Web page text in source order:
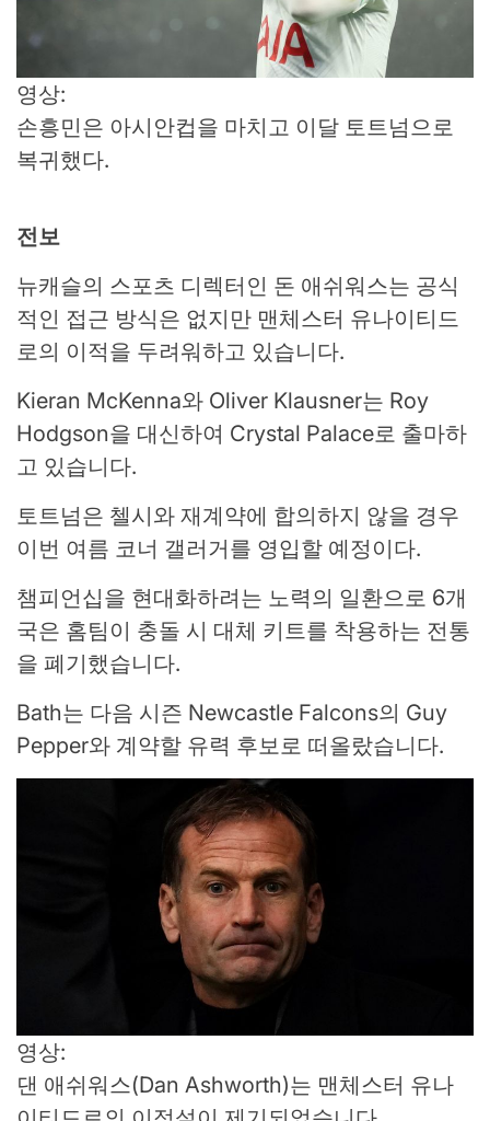
영상:
손흥민은 아시안컵을 마치고 이달 토트넘으로
복귀했다.
전보
뉴캐슬의 스포츠 디렉터인 돈 애쉬워스는 공식
적인 접근 방식은 없지만 맨체스터 유나이티드
로의 이적을 두려워하고 있습니다.
Kieran McKenna와 Oliver Klausner는 Roy
Hodgson을 대신하여 Crystal Palace로 출마하
고 있습니다.
토트넘은 첼시와 재계약에 합의하지 않을 경우
이번 여름 코너 갤러거를 영입할 예정이다.
챔피언십을 현대화하려는 노력의 일환으로 6개
국은 홈팀이 충돌 시 대체 키트를 착용하는 전통
을 폐기했습니다.
Bath는 다음 시즌 Newcastle Falcons의 Guy
Pepper와 계약할 유력 후보로 떠올랐습니다.
영상:
댄 애쉬워스(Dan Ashworth)는 맨체스터 유나